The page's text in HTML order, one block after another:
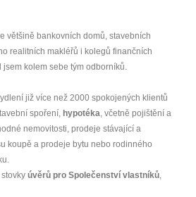
většině bankovních domů, stavebních
realitních makléřů i kolegů finančních
kolem sebe tým odborníků.
již více než 2000 spokojených klientů
spoření, hypotéka , včetně pojištění a
nemovitosti, prodeje stávající a
koupě a prodeje bytu nebo rodinného
úvěrů pro Společenství vlastníků